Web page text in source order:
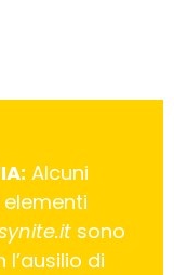
Alcuni
sono
di